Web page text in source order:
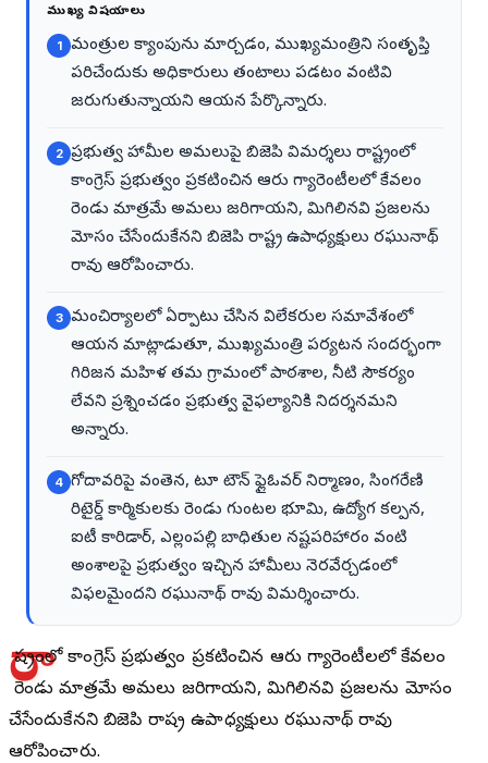
ముఖ్య విషయాలు
1
మంత్రుల క్యాంపును మార్చడం, ముఖ్యమంత్రిని సంతృప్తి
పరిచేందుకు అధికారులు తంటాలు పడటం వంటివి
జరుగుతున్నాయని ఆయన పేర్కొన్నారు.
2 ప్రభుత్వ హామీల అమలుపై బిజెపి విమర్శలు రాష్ట్రంలో
కాంగ్రెస్ ప్రభుత్వం ప్రకటించిన ఆరు గ్యారెంటీలలో కేవలం
రెండు మాత్రమే అమలు జరిగాయని, మిగిలినవి ప్రజలను
మోసం చేసేందుకేనని బిజెపి రాష్ట్ర ఉపాధ్యక్షులు రఘునాథ్
రావు ఆరోపించారు.
3 మంచిర్యాలలో ఏర్పాటు చేసిన విలేకరుల సమావేశంలో
ఆయన మాట్లాడుతూ, ముఖ్యమంత్రి పర్యటన సందర్భంగా
గిరిజన మహిళ తమ గ్రామంలో పాఠశాల, నీటి సౌకర్యం
లేవని ప్రశ్నించడం ప్రభుత్వ వైఫల్యానికి నిదర్శనమని
అన్నారు.
4 గోదావరిపై వంతెన, టూ టౌన్ ఫ్లైఓవర్ నిర్మాణం, సింగరేణి
రిటైర్డ్ కార్మికులకు రెండు గుంటల భూమి, ఉద్యోగ కల్పన,
ఐటీ కారిడార్, ఎల్లంపల్లి బాధితుల నష్టపరిహారం వంటి
అంశాలపై ప్రభుత్వం ఇచ్చిన హామీలు నెరవేర్చడంలో
విఫలమైందని రఘునాథ్ రావు విమర్శించారు.
ష్ట్రంలో కాంగ్రెస్ ప్రభుత్వం ప్రకటించిన ఆరు గ్యారెంటీలలో కేవలం
రెండు మాత్రమే అమలు జరిగాయని, మిగిలినవి ప్రజలను మోసం
చేసేందుకేనని బిజెపి రాష్ట్ర ఉపాధ్యక్షులు రఘునాథ్ రావు
ఆరోపించారు.